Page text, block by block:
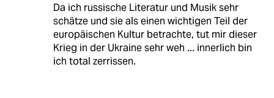
Da ich russische Literatur und Musik sehr
schätze und sie als einen wichtigen Teil der
europäischen Kultur betrachte, tut mir dieser
Krieg in der Ukraine sehr weh ... innerlich bin
ich total zerrissen.